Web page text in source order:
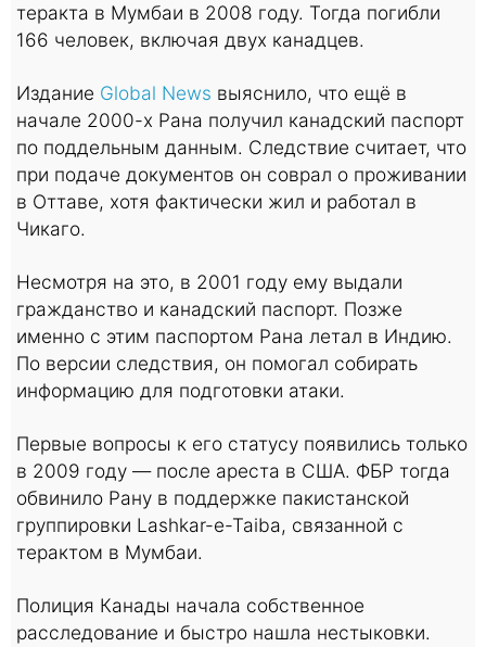
теракта в Мумбаи в 2008 году. Тогда погибли
166 человек, включая двух канадцев.
Издание Global News выяснило, что ещё в
начале 2000-х Рана получил канадский паспорт
по поддельным данным. Следствие считает, что
при подаче документов он соврал о проживании
в Оттаве, хотя фактически жил и работал в
Чикаго.
Несмотря на это, в 2001 году ему выдали
гражданство и канадский паспорт. Позже
именно с этим паспортом Рана летал в Индию.
По версии следствия, он помогал собирать
информацию для подготовки атаки.
Первые вопросы к его статусу появились только
в 2009 году — после ареста в США. ФБР тогда
обвинило Рану в поддержке пакистанской
группировки Lashkar-e-Taiba, связанной с
терактом в Мумбаи.
Полиция Канады начала собственное
расследование и быстро нашла нестыковки.